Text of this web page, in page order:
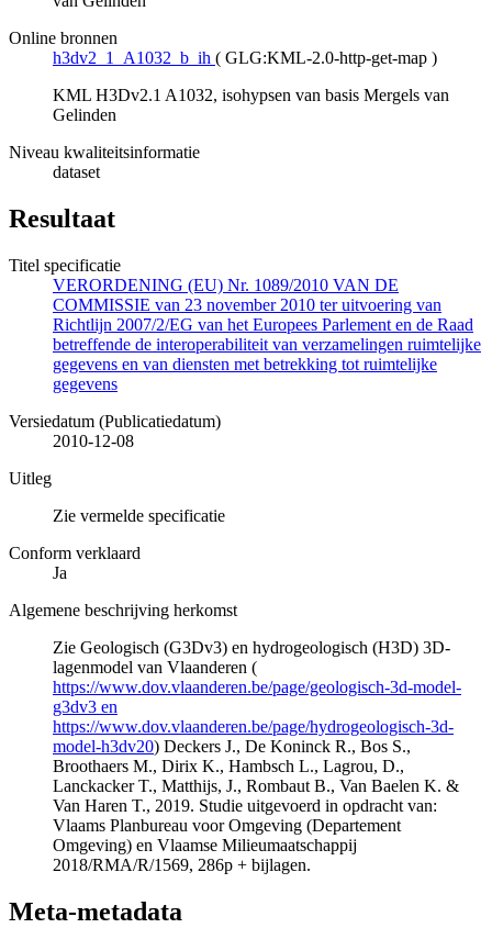
Online bronnen
h3dv2_1_A1032_b_ih ( GLG:KML-2.0-http-get-map )
KML H3Dv2.1 A1032, isohypsen van basis Mergels van
Gelinden
Niveau kwaliteitsinformatie
dataset
Resultaat
Titel specificatie
VERORDENING (EU) Nr. 1089/2010 VAN DE
COMMISSIE van 23 november 2010 ter uitvoering van
Richtlijn 2007/2/EG van het Europees Parlement en de Raad
betreffende de interoperabiliteit van verzamelingen ruimtelijke
gegevens en van diensten met betrekking tot ruimtelijke
gegevens
Versiedatum (Publicatiedatum)
2010-12-08
Uitleg
Zie vermelde specificatie
Conform verklaard
Ja
Algemene beschrijving herkomst
Zie Geologisch (G3Dv3) en hydrogeologisch (H3D) 3D-
lagenmodel van Vlaanderen (
https://www.dov.vlaanderen.be/page/geologisch-3d-model-
g3dv3 en
https://www.dov.vlaanderen.be/page/hydrogeologisch-3d-
model-h3dv20) Deckers J., De Koninck R., Bos S.,
Broothaers M., Dirix K., Hambsch L., Lagrou, D.,
Lanckacker T., Matthijs, J., Rombaut B., Van Baelen K. &
Van Haren T., 2019. Studie uitgevoerd in opdracht van:
Vlaams Planbureau voor Omgeving (Departement
Omgeving) en Vlaamse Milieumaatschappij
2018/RMA/R/1569, 286p + bijlagen.
Meta-metadata